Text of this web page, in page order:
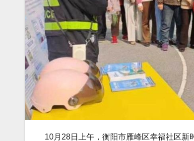
10月28日上午，衡阳市雁峰区幸福社区新